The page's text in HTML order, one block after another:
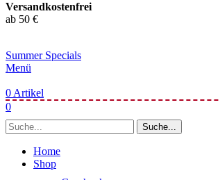
Versandkostenfrei
ab 50 €
Summer Specials
Menü
0 Artikel
0
Suche...
Home
Shop